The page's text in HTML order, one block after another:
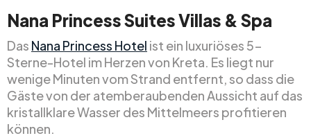
Nana Princess Suites Villas & Spa
Das Nana Princess Hotel ist ein luxuriöses 5-
Sterne-Hotel im Herzen von Kreta. Es liegt nur
wenige Minuten vom Strand entfernt, so dass die
Gäste von der atemberaubenden Aussicht auf das
kristallklare Wasser des Mittelmeers profitieren
können.